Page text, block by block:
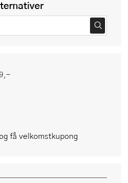
få velkomstkupong